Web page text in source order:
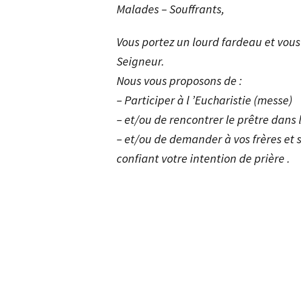
Malades – Souffrants,
Vous portez un lourd fardeau et
Seigneur.
Nous vous proposons de :
– Participer à l ’Eucharistie (messe)
– et/ou de rencontrer le prêtre
– et/ou de demander à vos frères
confiant votre intention de prière .